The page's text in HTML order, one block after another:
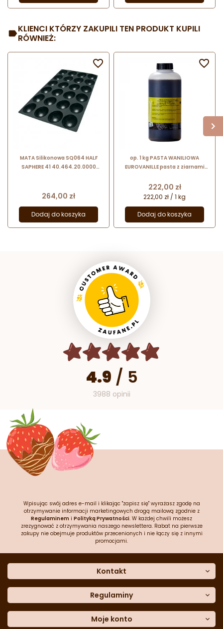
KLIENCI KTÓRZY ZAKUPILI TEN PRODUKT KUPILI
RÓWNIEŻ:
MATA Silikonowa SQ064 HALF
SAPHERE 41 40.464.20.0000
Cena
264,00 zł
Dodaj do koszyka

op. 1 kg PASTA WANILIOWA
EUROVANILLE pasta z ziarnami
Cena
222,00 zł
222,00 zł / 1 kg
Dodaj do koszyka

4.9 / 5
3988 opinii
Wpisując swój adres e-mail i klikając "zapisz się" wyrażasz zgodę na
otrzymywanie informacji marketingowych drogą mailową zgodnie z
Regulaminem i Polityką Prywatności. W każdej chwili możesz
zrezygnować z otrzymywania naszego newslettera. Rabat na pierwsze
zakupy nie obejmuje produktów przecenionych i nie łączy się z innymi
promocjami.
Kontakt
Dane kontaktowe
Często zadawane pytania
Sklep stacjonarny
Regulaminy
Polityka prywatności
Moje konto